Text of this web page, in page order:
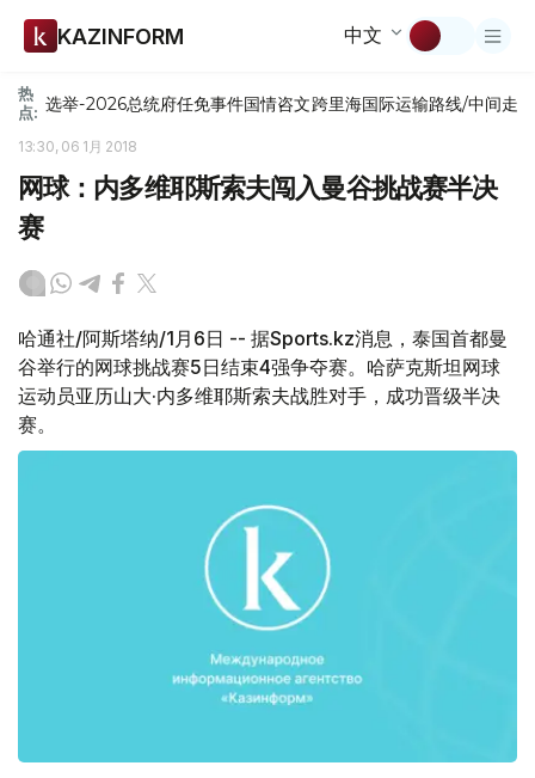
KAZINFORM 中文
热
点: 选举-2026总统府任免事件国情咨文跨里海国际运输路线/中间走廊
13:30, 06 1月 2018
网球：内多维耶斯索夫闯入曼谷挑战赛半决
赛
哈通社/阿斯塔纳/1月6日 -- 据Sports.kz消息，泰国首都曼
谷举行的网球挑战赛5日结束4强争夺赛。哈萨克斯坦网球
运动员亚历山大·内多维耶斯索夫战胜对手，成功晋级半决
赛。